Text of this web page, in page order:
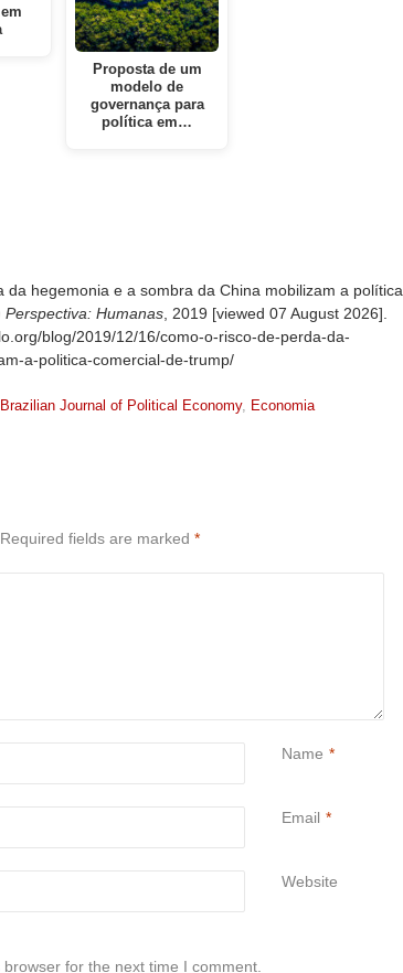
Proposta de um
modelo de
governança para
política em…
da hegemonia e a sombra da China mobilizam a política
Perspectiva: Humanas , 2019 [viewed 07 August 2026].
blog/2019/12/16/como-o-risco-de-perda-da-
a-politica-comercial-de-trump/
Brazilian Journal of Political Economy, Economia
Required fields are marked *
Name *
Email *
Website
for the next time I comment.